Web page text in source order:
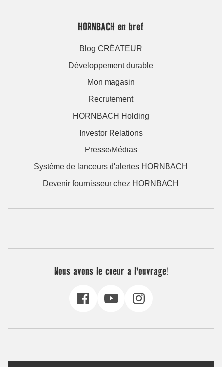
HORNBACH en bref
Blog CRÉATEUR
Développement durable
Mon magasin
Recrutement
HORNBACH Holding
Investor Relations
Presse/Médias
Système de lanceurs d'alertes HORNBACH
Devenir fournisseur chez HORNBACH
Nous avons le coeur a l'ouvrage!